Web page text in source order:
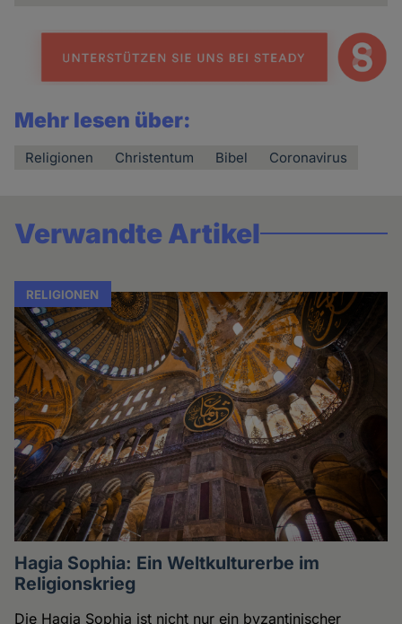
Mehr lesen über:
Religionen Christentum Bibel Coronavirus
Verwandte Artikel
RELIGIONEN
Hagia Sophia: Ein Weltkulturerbe im
Religionskrieg
Die Hagia Sophia ist nicht nur ein byzantinischer